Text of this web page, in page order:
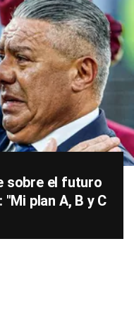
sobre el futuro
plan A, B y C